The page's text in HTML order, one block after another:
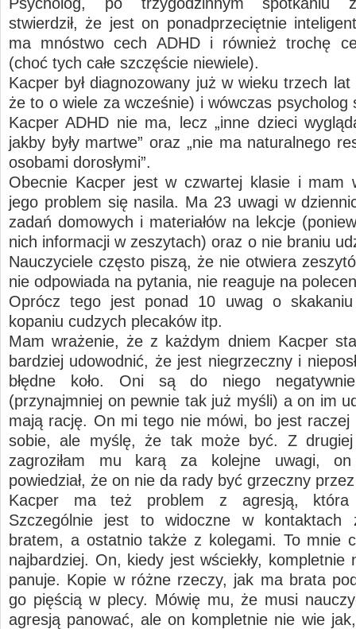
stwierdził, że jest on ponadprzeciętnie
ma mnóstwo cech ADHD i również trochę
(choć tych całe szczęście niewiele).
Kacper był diagnozowany już w wieku trzech
że to o wiele za wcześnie) i wówczas psycholog
Kacper ADHD nie ma, lecz „inne dzieci
jakby były martwe” oraz „nie ma naturalnego
osobami dorosłymi”.
Obecnie Kacper jest w czwartej klasie i mam
jego problem się nasila. Ma 23 uwagi w
zadań domowych i materiałów na lekcje
nich informacji w zeszytach) oraz o nie braniu
Nauczyciele często piszą, że nie otwiera
nie odpowiada na pytania, nie reaguje na
Oprócz tego jest ponad 10 uwag o skakaniu
kopaniu cudzych plecaków itp.
Mam wrażenie, że z każdym dniem Kacper
bardziej udowodnić, że jest niegrzeczny i
błędne koło. Oni są do niego
(przynajmniej on pewnie tak już myśli) a on im
mają rację. On mi tego nie mówi, bo jest raczej
sobie, ale myślę, że tak może być. Z
zagroziłam mu karą za kolejne uwagi,
powiedział, że on nie da rady być grzeczny
Kacper ma też problem z agresją,
Szczególnie jest to widoczne w kontaktach
bratem, a ostatnio także z kolegami. To mnie
najbardziej. On, kiedy jest wściekły, kompletnie
panuje. Kopie w różne rzeczy, jak ma brata
go pięścią w plecy. Mówię mu, że musi
agresją panować, ale on kompletnie nie wie